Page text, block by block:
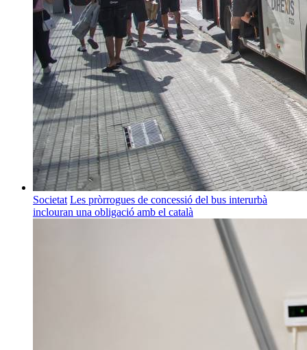
Societat Les pròrrogues de concessió del bus interurbà
inclouran una obligació amb el català